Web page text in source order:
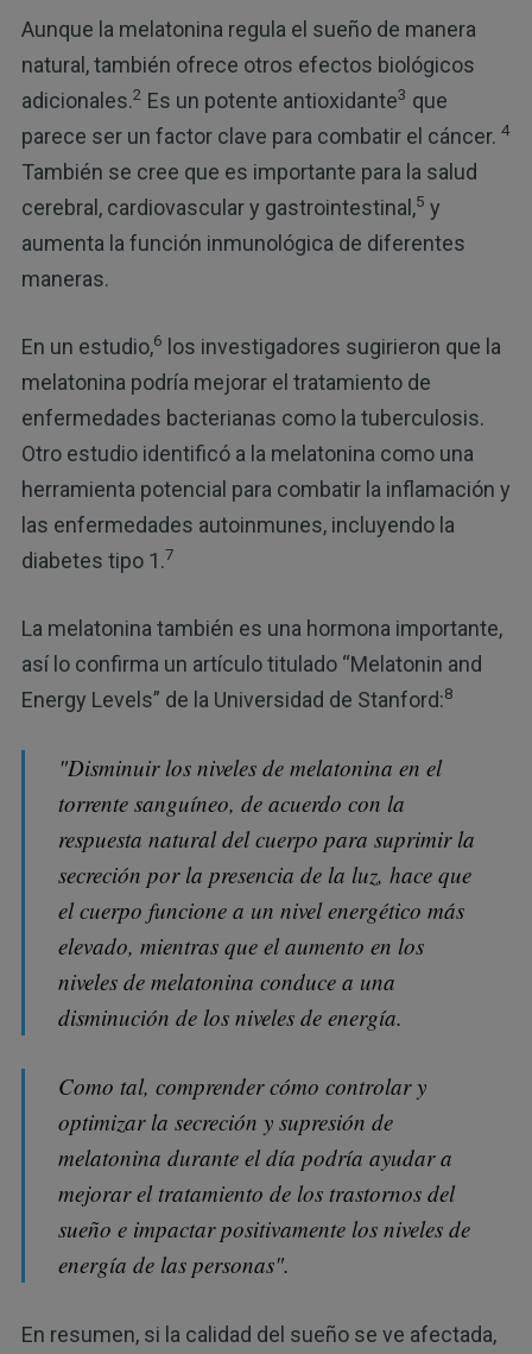
Aunque la melatonina regula el sueño de manera
natural, también ofrece otros efectos biológicos
adicionales.2 Es un potente antioxidante3 que
parece ser un factor clave para combatir el cáncer. 4
También se cree que es importante para la salud
cerebral, cardiovascular y gastrointestinal,5 y
aumenta la función inmunológica de diferentes
maneras.
En un estudio,6 los investigadores sugirieron que la
melatonina podría mejorar el tratamiento de
enfermedades bacterianas como la tuberculosis.
Otro estudio identificó a la melatonina como una
herramienta potencial para combatir la inflamación y
las enfermedades autoinmunes, incluyendo la
diabetes tipo 1.7
La melatonina también es una hormona importante,
así lo confirma un artículo titulado “Melatonin and
Energy Levels” de la Universidad de Stanford:8
"Disminuir los niveles de melatonina en el
torrente sanguíneo, de acuerdo con la
respuesta natural del cuerpo para suprimir la
secreción por la presencia de la luz, hace que
el cuerpo funcione a un nivel energético más
elevado, mientras que el aumento en los
niveles de melatonina conduce a una
disminución de los niveles de energía.
Como tal, comprender cómo controlar y
optimizar la secreción y supresión de
melatonina durante el día podría ayudar a
mejorar el tratamiento de los trastornos del
sueño e impactar positivamente los niveles de
energía de las personas".
En resumen, si la calidad del sueño se ve afectada,